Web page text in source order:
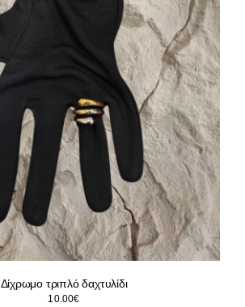
Δίχρωμο τριπλό δαχτυλίδι
10.00€